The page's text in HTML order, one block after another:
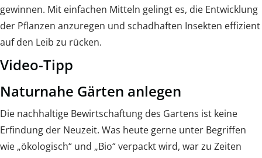
gewinnen. Mit einfachen Mitteln gelingt es, die Entwicklung
der Pflanzen anzuregen und schadhaften Insekten effizient
auf den Leib zu rücken.
Video-Tipp
Naturnahe Gärten anlegen
Die nachhaltige Bewirtschaftung des Gartens ist keine
Erfindung der Neuzeit. Was heute gerne unter Begriffen
wie „ökologisch“ und „Bio“ verpackt wird, war zu Zeiten